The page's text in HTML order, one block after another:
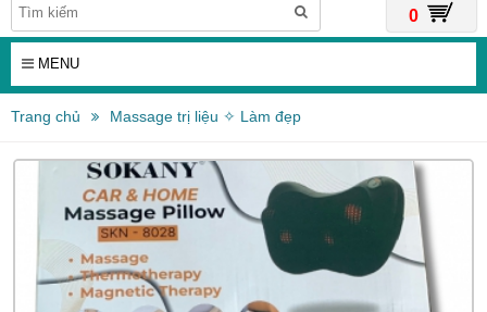
0
MENU
Trang chủ Massage trị liệu ✧ Làm đẹp